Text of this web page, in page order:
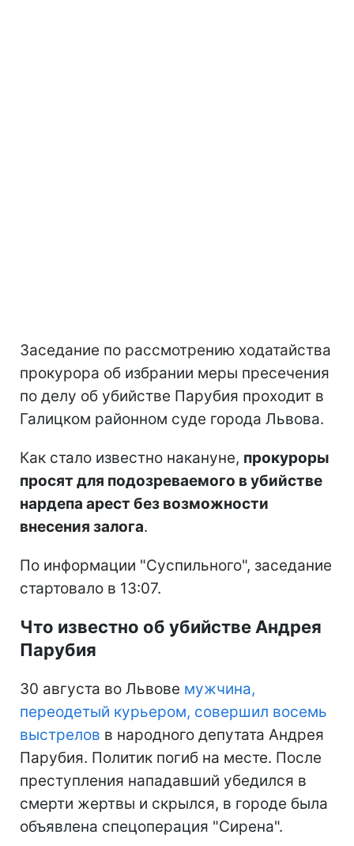
Заседание по рассмотрению ходатайства
прокурора об избрании меры пресечения
по делу об убийстве Парубия проходит в
Галицком районном суде города Львова.
Как стало известно накануне, прокуроры
просят для подозреваемого в убийстве
нардепа арест без возможности
внесения залога.
По информации "Суспильного", заседание
стартовало в 13:07.
Что известно об убийстве Андрея
Парубия
30 августа во Львове мужчина,
переодетый курьером, совершил восемь
выстрелов в народного депутата Андрея
Парубия. Политик погиб на месте. После
преступления нападавший убедился в
смерти жертвы и скрылся, в городе была
объявлена спецоперация "Сирена".